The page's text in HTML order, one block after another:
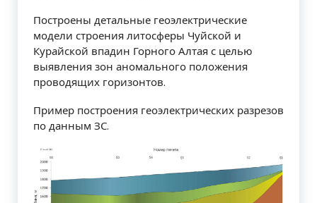
Построены детальные геоэлектрические
модели строения литосферы Чуйской и
Курайской впадин Горного Алтая с целью
выявления зон аномального положения
проводящих горизонтов.
Пример построения геоэлектрических разрезов
по данным ЗС.